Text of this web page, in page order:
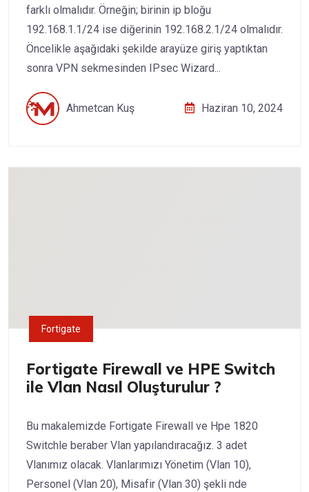
farklı olmalıdır. Örneğin; birinin ip bloğu
192.168.1.1/24 ise diğerinin 192.168.2.1/24 olmalıdır.
Öncelikle aşağıdaki şekilde arayüze giriş yaptıktan
sonra VPN sekmesinden IPsec Wizard...
Ahmetcan Kuş Haziran 10, 2024
Fortigate
Fortigate Firewall ve HPE Switch
ile Vlan Nasıl Oluşturulur ?
Bu makalemizde Fortigate Firewall ve Hpe 1820
Switchle beraber Vlan yapılandıracağız. 3 adet
Vlanımız olacak. Vlanlarımızı Yönetim (Vlan 10),
Personel (Vlan 20), Misafir (Vlan 30) şekli nde